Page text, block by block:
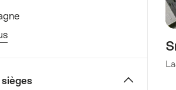
(249 Résultats dans cette